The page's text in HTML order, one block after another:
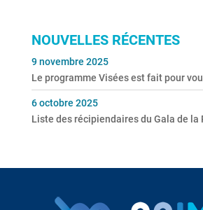
NOUVELLES RÉCENTES
Le programme Visées est fait pour
9 novembre 2025
Liste des récipiendaires du Gala de la
6 octobre 2025